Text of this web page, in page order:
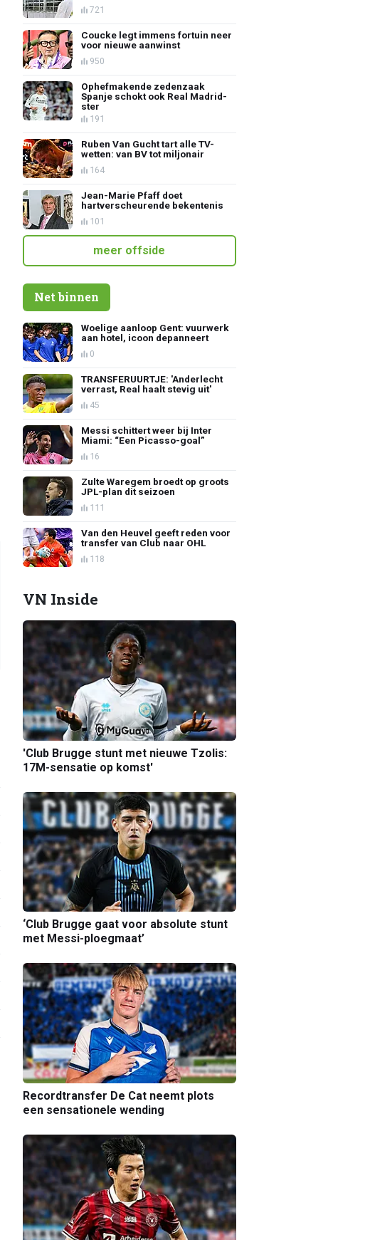
721
Coucke legt immens fortuin neer
voor nieuwe aanwinst
950
Ophefmakende zedenzaak
Spanje schokt ook Real Madrid-
ster
191
Ruben Van Gucht tart alle TV-
wetten: van BV tot miljonair
164
Jean-Marie Pfaff doet
hartverscheurende bekentenis
101
meer offside
Net binnen
Woelige aanloop Gent: vuurwerk
aan hotel, icoon depanneert
0
TRANSFERUURTJE: 'Anderlecht
verrast, Real haalt stevig uit'
45
Messi schittert weer bij Inter
Miami: “Een Picasso-goal”
16
Zulte Waregem broedt op groots
JPL-plan dit seizoen
111
Van den Heuvel geeft reden voor
transfer van Club naar OHL
118
VN Inside
'Club Brugge stunt met nieuwe Tzolis:
17M-sensatie op komst'
‘Club Brugge gaat voor absolute stunt
met Messi-ploegmaat’
Recordtransfer De Cat neemt plots
een sensationele wending